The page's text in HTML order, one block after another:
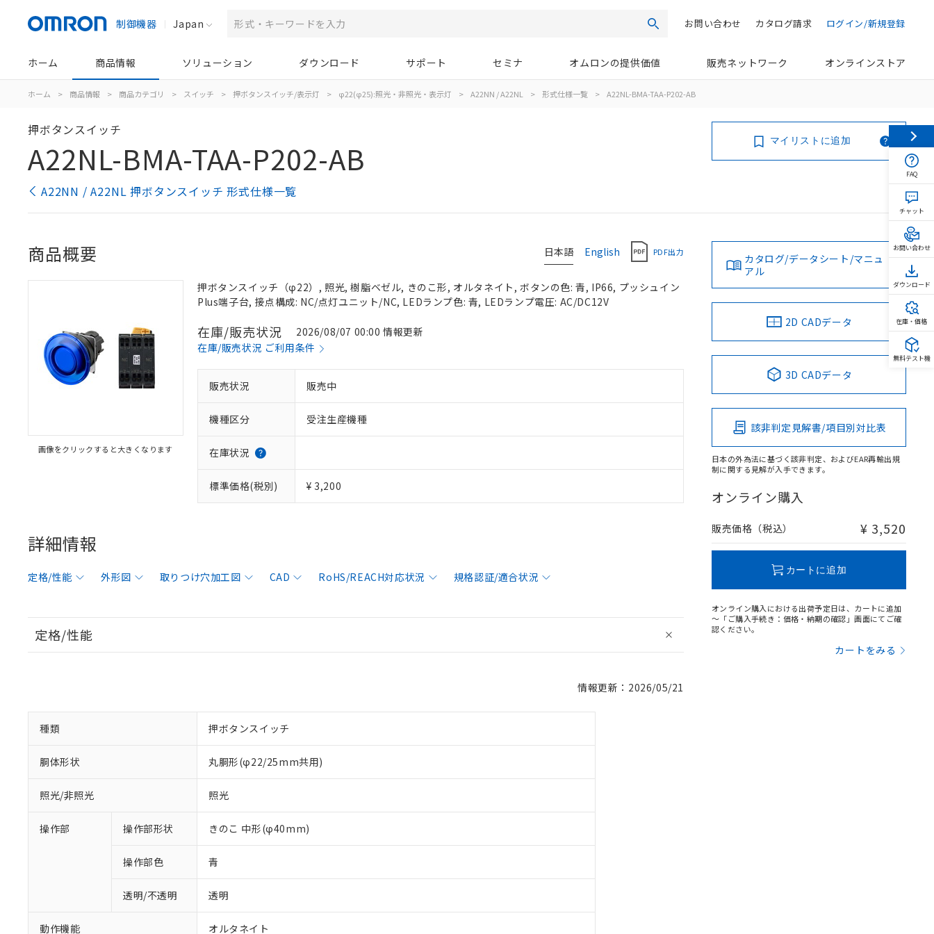
制御機器 Japan 検索 ログイン/新規登録
カタログ請求
お問い合わせ
ホーム 商品情報 ソリューション ダウンロード サポート セミナ オムロンの提供価値 販売ネットワーク オンラインストア
ホーム > 商品情報 > 商品カテゴリ > スイッチ > 押ボタンスイッチ/表示灯 > φ22(φ25):照光・非照光・表示灯 > A22NN / A22NL > 形式仕様一覧 > A22NL-BMA-TAA-P202-AB
押ボタンスイッチ
A22NL-BMA-TAA-P202-AB
A22NN / A22NL 押ボタンスイッチ 形式仕様一覧
マイリストに追加
日本語 English PDF出力
商品概要
画像をクリックすると大きくなります
押ボタンスイッチ（φ22）, 照光, 樹脂ベゼル, きのこ形, オルタネイト, ボタンの色: 青, IP66, プッシュイン
Plus端子台, 接点構成: NC/点灯ユニット/NC, LEDランプ色: 青, LEDランプ電圧: AC/DC12V
在庫/販売状況
2026/08/07 00:00 情報更新
在庫/販売状況 ご利用条件
販売状況 販売中
機種区分 受注生産機種
在庫状況
標準価格(税別) ¥ 3,200
詳細情報
定格/性能 外形図 取りつけ穴加工図 CAD RoHS/REACH対応状況 規格認証/適合状況
定格/性能
情報更新：2026/05/21
種類 押ボタンスイッチ
胴体形状 丸胴形(φ22/25mm共用)
照光/非照光 照光
操作部 操作部形状 きのこ 中形(φ40mm)
操作部色 青
透明/不透明 透明
動作機能 オルタネイト
カタログ/データシート/マニュ
アル
2D CADデータ
3D CADデータ
該非判定見解書/項目別対比表
日本の外為法に基づく該非判定、およびEAR再輸出規
制に関する見解が入手できます。
オンライン購入
販売価格（税込） ¥ 3,520
カートに追加
オンライン購入における出荷予定日は、カートに追加
～「ご購入手続き：価格・納期の確認」画面にてご確
認ください。
カートをみる
FAQ
チャット
お問い合わせ
ダウンロード
在庫・価格
無料テスト機